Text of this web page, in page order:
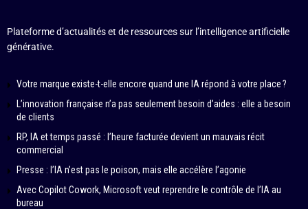
Plateforme d’actualités et de ressources sur l’intelligence artificielle
générative.
Votre marque existe-t-elle encore quand une IA répond à votre place ?
L’innovation française n’a pas seulement besoin d’aides : elle a besoin
de clients
RP, IA et temps passé : l’heure facturée devient un mauvais récit
commercial
Presse : l’IA n’est pas le poison, mais elle accélère l’agonie
Avec Copilot Cowork, Microsoft veut reprendre le contrôle de l’IA au
bureau